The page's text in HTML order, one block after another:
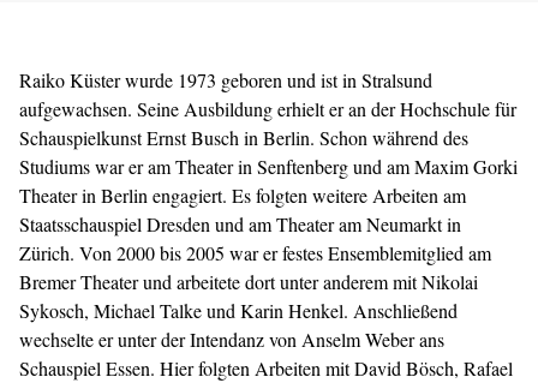
Raiko Küster wurde 1973 geboren und ist in Stralsund
aufgewachsen. Seine Ausbildung erhielt er an der Hochschule für
Schauspielkunst Ernst Busch in Berlin. Schon während des
Studiums war er am Theater in Senftenberg und am Maxim Gorki
Theater in Berlin engagiert. Es folgten weitere Arbeiten am
Staatsschauspiel Dresden und am Theater am Neumarkt in
Zürich. Von 2000 bis 2005 war er festes Ensemblemitglied am
Bremer Theater und arbeitete dort unter anderem mit Nikolai
Sykosch, Michael Talke und Karin Henkel. Anschließend
wechselte er unter der Intendanz von Anselm Weber ans
Schauspiel Essen. Hier folgten Arbeiten mit David Bösch, Rafael